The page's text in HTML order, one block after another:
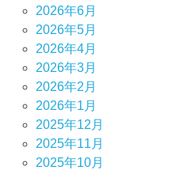
2026年6月
2026年5月
2026年4月
2026年3月
2026年2月
2026年1月
2025年12月
2025年11月
2025年10月